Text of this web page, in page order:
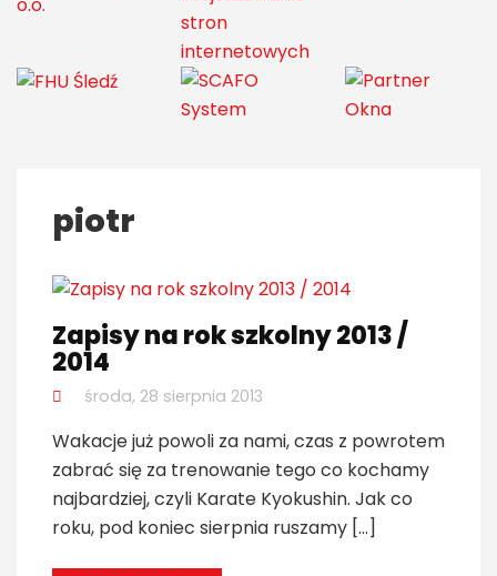
piotr
Zapisy na rok szkolny 2013 /
2014
środa, 28 sierpnia 2013
Wakacje już powoli za nami, czas z powrotem
zabrać się za trenowanie tego co kochamy
najbardziej, czyli Karate Kyokushin. Jak co
roku, pod koniec sierpnia ruszamy […]